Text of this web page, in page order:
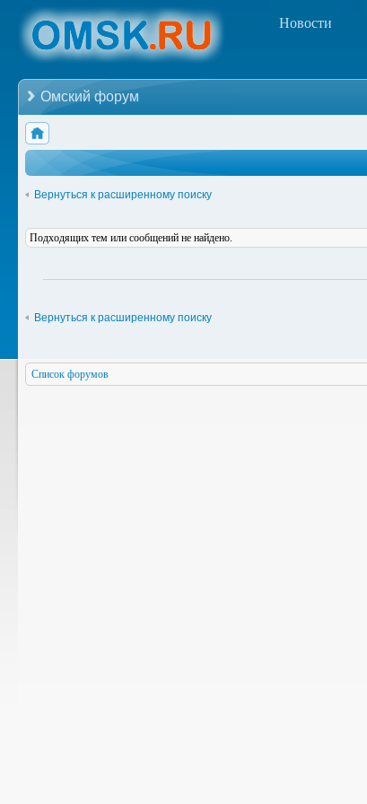
Новости
Омский форум
Вернуться к расширенному поиску
Подходящих тем или сообщений не найдено.
Вернуться к расширенному поиску
Список форумов